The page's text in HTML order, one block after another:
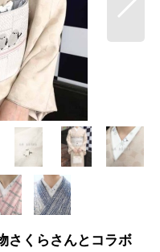
さくらさんとコラボ